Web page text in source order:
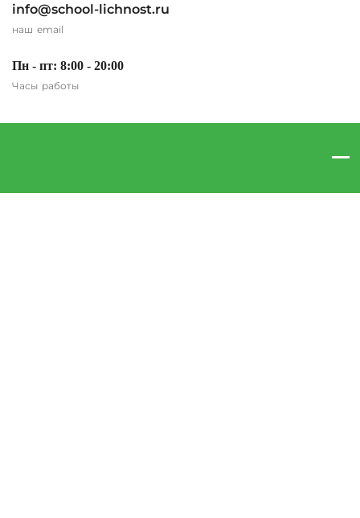
info@school-lichnost.ru
наш email
Пн - пт: 8:00 - 20:00
Часы работы